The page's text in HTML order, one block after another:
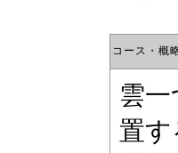
コース・概